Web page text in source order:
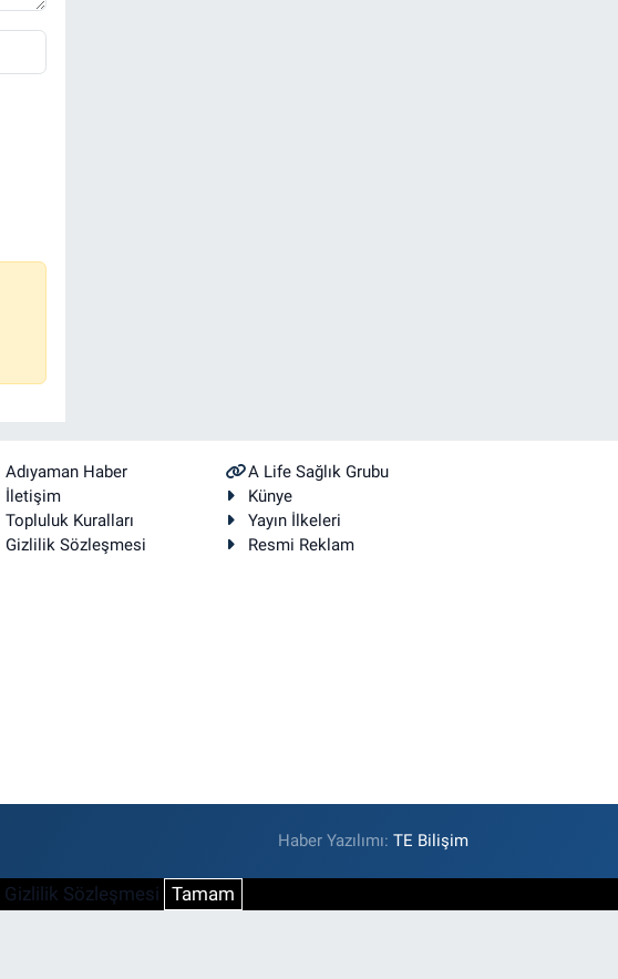
Adıyaman Haber
A Life Sağlık Grubu
İletişim
Künye
Topluluk Kuralları
Yayın İlkeleri
Gizlilik Sözleşmesi
Resmi Reklam
Haber Yazılımı:TE Bilişim
Gizlilik Sözleşmesi Tamam